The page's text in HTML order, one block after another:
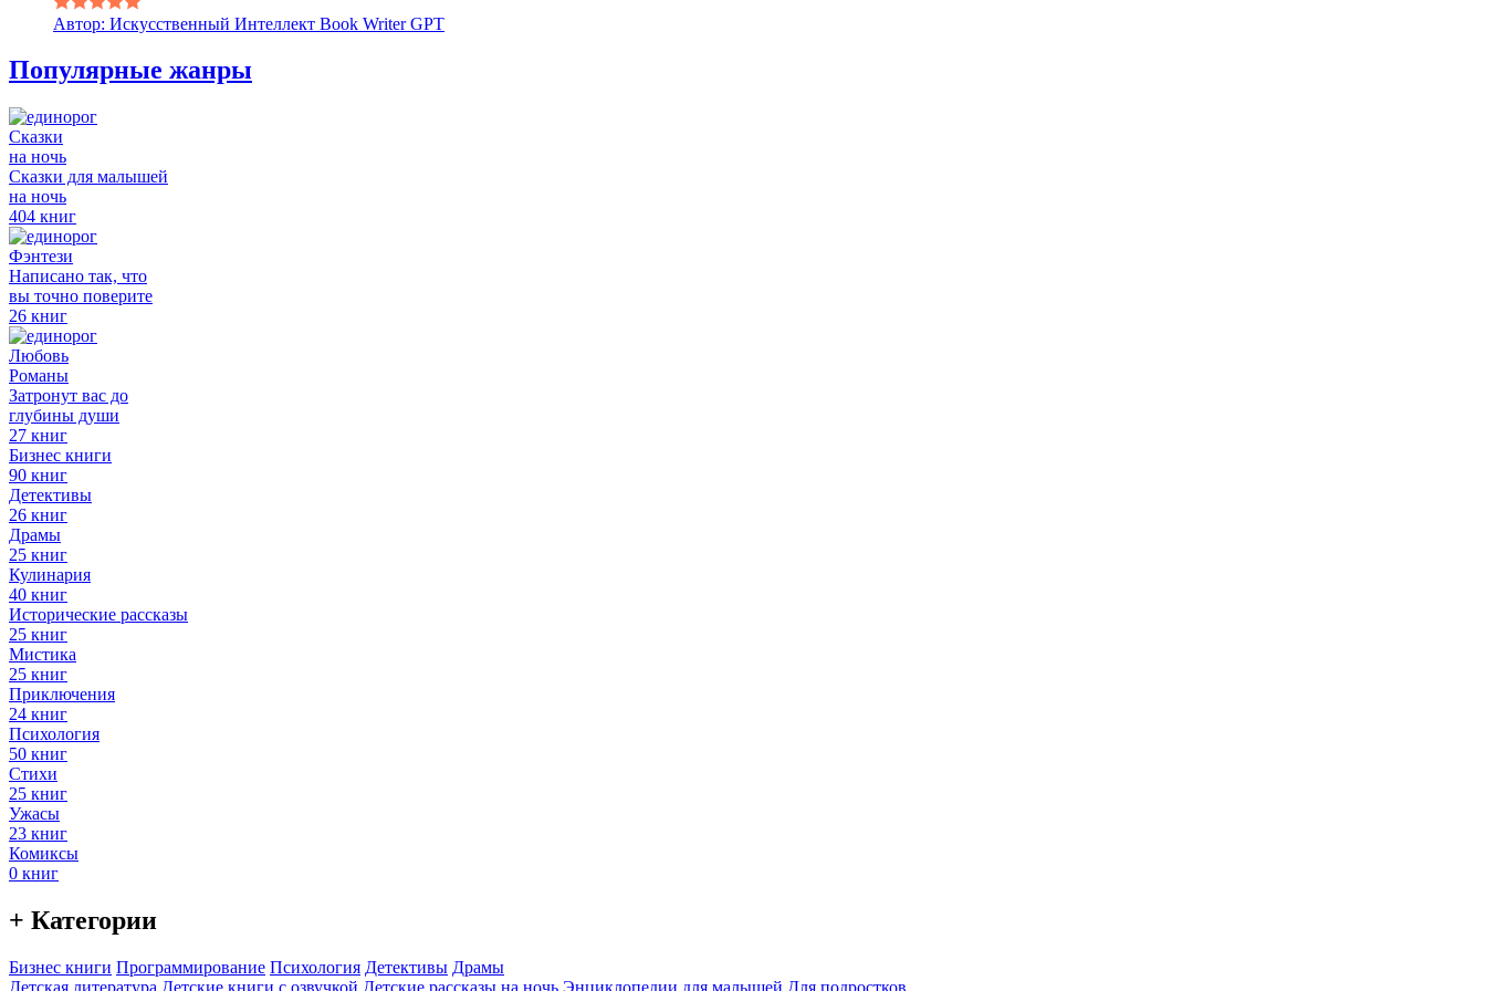
Автор: Искусственный Интеллект Book Writer GPT
Популярные жанры
Сказки
на ночь
Сказки для малышей
на ночь
404 книг
Фэнтези
Написано так, что
вы точно поверите
26 книг
Любовь
Романы
Затронут вас до
глубины души
27 книг
Бизнес книги
90 книг
Детективы
26 книг
Драмы
25 книг
Кулинария
40 книг
Исторические рассказы
25 книг
Мистика
25 книг
Приключения
24 книг
Психология
50 книг
Стихи
25 книг
Ужасы
23 книг
Комиксы
0 книг
+ Категории
Бизнес книги Программирование Психология Детективы Драмы